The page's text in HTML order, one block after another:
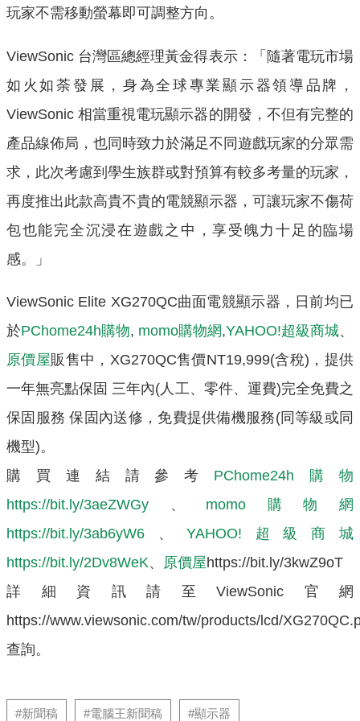
玩家不需移動螢幕即可調整方向。
ViewSonic 台灣區總經理黃金得表示：「隨著電玩市場
如火如荼發展，身為全球專業顯示器領導品牌，
ViewSonic 相當重視電玩顯示器的開發，不但有完整的
產品線佈局，也同時致力於滿足不同遊戲玩家的分眾需
求，此次考慮到學生族群或對預算有較多考量的玩家，
再度推出此款高貴不貴的電競顯示器，可讓玩家不傷荷
包也能完全沉浸在遊戲之中，享受魄力十足的臨場
感。」
ViewSonic Elite XG270QC曲面電競顯示器，日前均已
於PChome24h購物, momo購物網,YAHOO!超級商城、
原價屋販售中，XG270QC售價NT19,999(含稅)，提供
一年無亮點保固 三年內(人工、零件、運費)完全免費之
保固服務 保固內送修，免費提供備機服務(同等級或同
機型)。
購買連結請參考 PChome24h購物
https://bit.ly/3aeZWGy 、 momo購物網
https://bit.ly/3ab6yW6 、 YAHOO!超級商城
https://bit.ly/2Dv8WeK、 原價屋https://bit.ly/3kwZ9oT
詳細資訊請至ViewSonic官網
https://www.viewsonic.com/tw/products/lcd/
查詢。
#新聞稿 #電腦王新聞稿 #顯示器